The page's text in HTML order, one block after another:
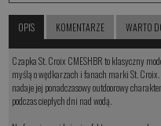
OPIS KOMENTARZE WARTO
Czapka St. Croix CMESHBR to klasyczny
myślą o wędkarzach i fanach marki St. Croix.
nadaje jej ponadczasowy outdoorowy
podczas ciepłych dni nad wodą.